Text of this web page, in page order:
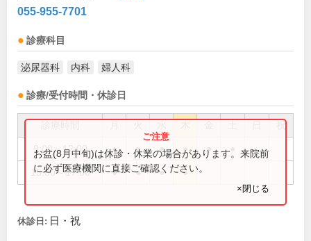
055-955-7701
診療科目
泌尿器科 内科 婦人科
診療/受付時間・休診日
祝
9:00～12:00 ● ● ● ● ●
15:00～17:00 ● ● ● ●
お盆(8月中旬)は休診・休業の場合があります。来院前
に必ず医療機関に直接ご確認ください。
×閉じる
休診日: 日・祝